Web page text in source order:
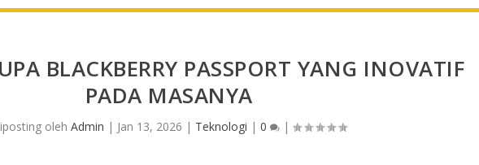
BLACKBERRY PASSPORT YANG INOVATIF
PADA MASANYA
olehAdmin | Jan 13, 2026 | Teknologi |0 |